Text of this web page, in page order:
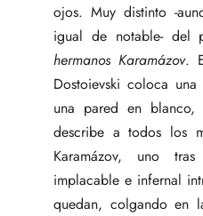
ojos. Muy distinto -
igual de notable- del
hermanos Karamázov.
Dostoievski coloca
una pared en
describe a todos los
Karamázov, uno
implacable e infernal
quedan, colgando